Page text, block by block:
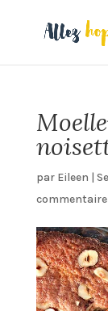
par Eileen |
commentaire